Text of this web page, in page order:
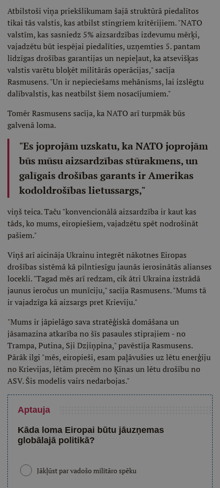
Atbilstoši viņa priekšlikumam šajā struktūrā piedalītos
tikai tās valstis, kas atbilst stingriem kritērijiem. "NATO
valstīm, kas sasniedz 5% aizsardzības izdevumu mērķi,
vajadzētu būt iespējai piedalīties, uzņemties 5. pantam
līdzīgas drošības garantijas un nepieļaut, ka atsevišķas
valstis varētu bloķēt militārās operācijas," sacīja
Rasmusens. "Un ir nepieciešams mehānisms, lai izslēgtu
dalībvalstis, kas neatbilst šiem nosacījumiem."
Tomēr Rasmusens sacīja, ka NATO arī turpmāk būs
galvenā loma.
"Es joprojām uzskatu, ka NATO joprojām
būs mūsu aizsardzības stūrakmens, un
galīgais drošības garants ir Amerikas
kodoldrošības lietussargs,"
viņš teica. Taču "konvencionālā aizsardzība ir kaut kas
tāds, ko mums, eiropiešiem, vajadzētu spēt nodrošināt
pašiem."
Viņš arī aicināja Ukrainu integrēt nākotnes Eiropas
drošības sistēmā kā pilntiesīgu jaunās ierosinātās alianses
locekli. "Tagad mēs arī redzam, cik ātri Ukraina izstrādā
jaunus ieročus un munīciju," sacīja Rasmusens. "Mums tā
ir vajadzīga kā aizsargs pret Krieviju."
"Mums ir jāpielāgo sava stratēģiskā domāšana un
jāsamazina atkarība no šīs pasaules stiprajiem - no
Trampa, Putina, Sji Dzjiņpina," pavēstīja Rasmusens.
Pārāk ilgi "mēs, eiropieši, esam paļāvušies uz lētu enerģiju
no Krievijas, lētām precēm no Ķīnas un lētu drošību no
ASV. Šis modelis vairs nedarbojas."
Aptauja
Kāda loma Eiropai būtu jāuzņemas
globālajā politikā?
Jākļūst par vadošo militāro spēku